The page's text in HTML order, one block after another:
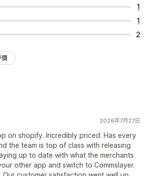
1
1
2
價
2026年7月27日
on shopify. Incredibly priced. Has every
the team is top of class with releasing
up to date with what the merchants
other app and switch to Commslayer.